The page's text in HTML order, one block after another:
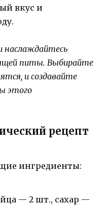
вкус и
питы. Выбирайте
и создавайте
этого
рецепт
ингредиенты:
— 2 шт., сахар —